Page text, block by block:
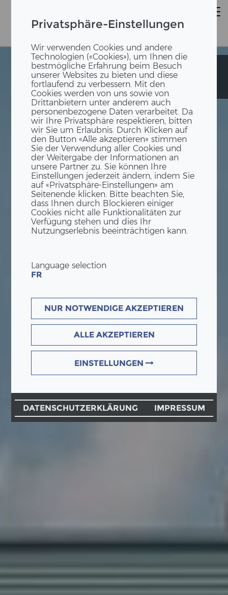
Privatsphäre-Einstellungen
Wir verwenden Cookies und andere
Technologien («Cookies»), um Ihnen die
bestmögliche Erfahrung beim Besuch
unserer Websites zu bieten und diese
fortlaufend zu verbessern. Mit den
Cookies werden von uns sowie von
Drittanbietern unter anderem auch
personenbezogene Daten verarbeitet. Da
wir Ihre Privatsphäre respektieren, bitten
wir Sie um Erlaubnis. Durch Klicken auf
den Button «Alle akzeptieren» stimmen
Sie der Verwendung aller Cookies und
der Weitergabe der Informationen an
unsere Partner zu. Sie können Ihre
Einstellungen jederzeit ändern, indem Sie
auf «Privatsphäre-Einstellungen» am
Seitenende klicken. Bitte beachten Sie,
dass Ihnen durch Blockieren einiger
Cookies nicht alle Funktionalitäten zur
Verfügung stehen und dies Ihr
Nutzungserlebnis beeinträchtigen kann.
Language selection
FR
NUR NOTWENDIGE AKZEPTIEREN
ALLE AKZEPTIEREN
EINSTELLUNGEN
DATENSCHUTZERKLÄRUNG IMPRESSUM
Schulhaus
Pavillon
Stierenmatt
Schulhaus
Pavillon
Stierenmatt